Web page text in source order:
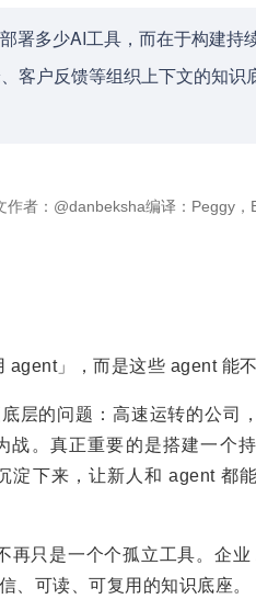
署多少AI工具，而在于构建持
客户反馈等组织上下文的知识
者：@danbeksha编译：Peggy，
」，而是这些 agent 能不
层的问题：高速运转的公司
。真正重要的是搭建一个
下来，让新人和 agent 都
再只是一个个孤立工具。企
、可读、可复用的知识底座。